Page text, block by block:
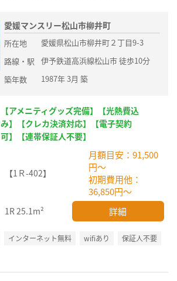
愛媛マンスリー松山市柳井町
所在地
愛媛県松山市柳井町２丁目9-3
路線・駅
伊予鉄道高浜線松山市 徒歩10分
築年数
1987年 3月 築
【アメニティグッズ完備】【光熱費込
み】【クレカ決済対応】【電子契約
可】【連帯保証人不要】
【1Ｒ-402】
月額目安：91,500
円～
初期費用他：
36,850円～
1R25.1m² 詳細
インターネット無料 wifiあり 保証人不要